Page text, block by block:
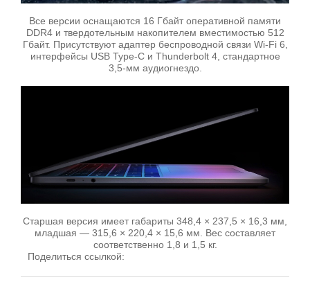
Все версии оснащаются 16 Гбайт оперативной памяти
DDR4 и твердотельным накопителем вместимостью 512
Гбайт. Присутствуют адаптер беспроводной связи Wi-Fi 6,
интерфейсы USB Type-C и Thunderbolt 4, стандартное
3,5-мм аудиогнездо.
Старшая версия имеет габариты 348,4 × 237,5 × 16,3 мм,
младшая — 315,6 × 220,4 × 15,6 мм. Вес составляет
соответственно 1,8 и 1,5 кг.
Поделиться ссылкой: